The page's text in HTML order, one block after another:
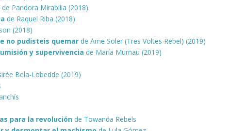
de Pandora Mirabilia (2018)
de Raquel Riba (2018)
(2018)
no pudisteis quemar de Ame Soler (Tres Voltes Rebel) (2019)
y supervivencia de María Murnau (2019)
Bela-Lobedde (2019)
para la revolución de Towanda Rebels